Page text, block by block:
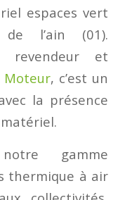
espaces vert
l’ain (01).
revendeur et
Moteur, c’est un
la présence
gamme
thermique à air